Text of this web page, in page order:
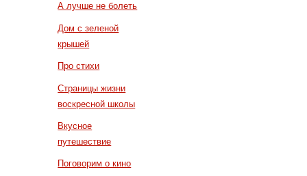
А лучше не болеть
Дом с зеленой
крышей
Про стихи
Страницы жизни
воскресной школы
Вкусное
путешествие
Поговорим о кино